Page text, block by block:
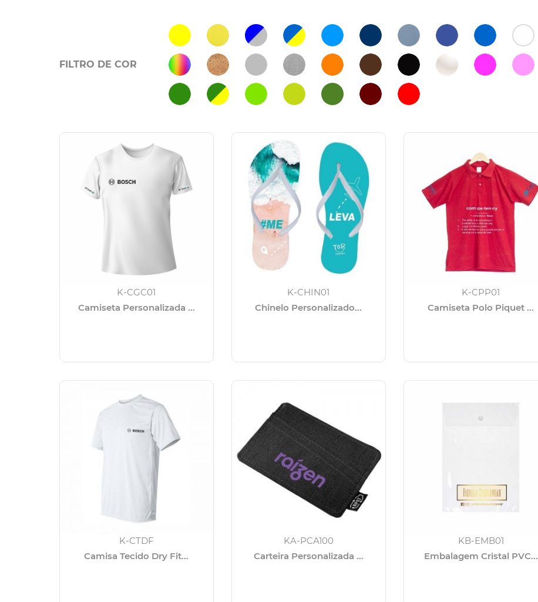
FILTRO DE COR
K-CGC01
Camiseta Personalizada ...
K-CHIN01
Chinelo Personalizado...
K-CPP01
Camiseta Polo Piquet ...
K-CTDF
Camisa Tecido Dry Fit...
KA-PCA100
Carteira Personalizada ...
KB-EMB01
Embalagem Cristal PVC...